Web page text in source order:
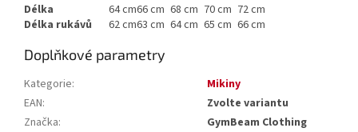
Délka
64 cm66 cm 68 cm 70 cm 72 cm
Délka rukávů
62 cm63 cm 64 cm 65 cm 66 cm
Doplňkové parametry
Kategorie:
Mikiny
EAN:
Zvolte variantu
Značka:
GymBeam Clothing